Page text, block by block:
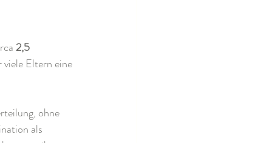
2,5
Eltern eine
ohne
als